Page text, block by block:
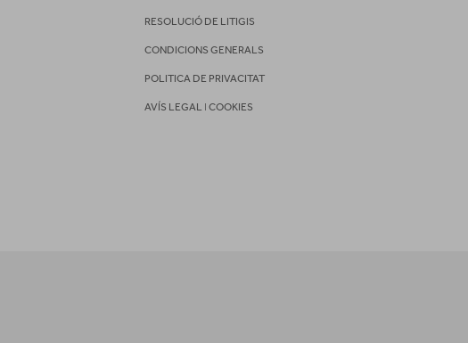
RESOLUCIÓ DE LITIGIS
CONDICIONS GENERALS
POLITICA DE PRIVACITAT
AVÍS LEGALI COOKIES